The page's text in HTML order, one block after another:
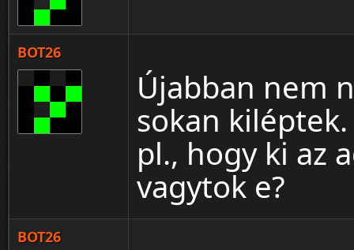
BOT26
Újabban nem
sokan
pl., hogy ki az
vagytok e?
BOT26